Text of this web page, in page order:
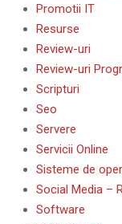
Promotii IT
Resurse
Review-uri
Review-uri
Scripturi
Seo
Servere
Servicii Online
Sisteme de
Social Media –
Software